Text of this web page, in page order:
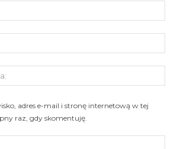
adres e-mail i stronę internetową w tej
raz, gdy skomentuję.